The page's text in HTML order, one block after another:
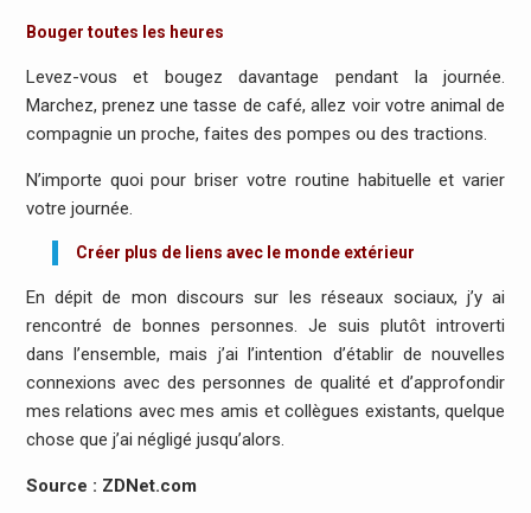
Bouger toutes les heures
Levez-vous et bougez davantage pendant la journée.
Marchez, prenez une tasse de café, allez voir votre animal de
compagnie un proche, faites des pompes ou des tractions.
N’importe quoi pour briser votre routine habituelle et varier
votre journée.
Créer plus de liens avec le monde extérieur
En dépit de mon discours sur les réseaux sociaux, j’y ai
rencontré de bonnes personnes. Je suis plutôt introverti
dans l’ensemble, mais j’ai l’intention d’établir de nouvelles
connexions avec des personnes de qualité et d’approfondir
mes relations avec mes amis et collègues existants, quelque
chose que j’ai négligé jusqu’alors.
Source : ZDNet.com